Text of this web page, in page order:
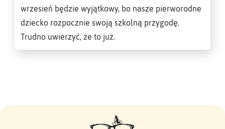
wrzesień będzie wyjątkowy, bo nasze pierworodne
dziecko rozpocznie swoją szkolną przygodę.
Trudno uwierzyć, że to już.